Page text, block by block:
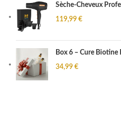
Sèche-Cheveux
119,99 €
Box 6 – Cure Biotine
34,99 €